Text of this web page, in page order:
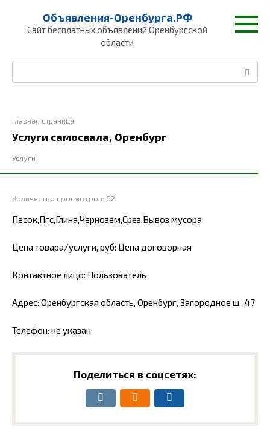
контенту
Объявления-Оренбурга.РФ
Сайт бесплатных объявлений Оренбургской
области
Главная страница
Услуги самосвала, Оренбург
Услуги
Количество просмотров: 62
Песок,Пгс,Глина,Чернозем,Срез,Вывоз мусора
Цена товара/услуги, руб: Цена договорная
Контактное лицо: Пользователь
Адрес: Оренбургская область, Оренбург, Загородное ш., 47
Телефон: не указан
Поделиться в соцсетях: